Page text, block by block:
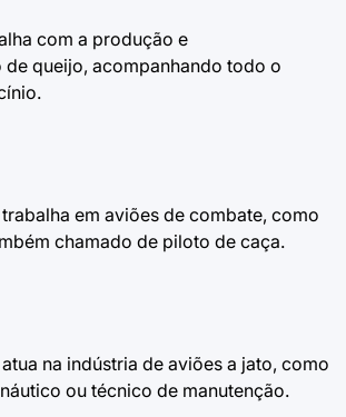
com a produção e
queijo, acompanhando todo o
em aviões de combate, como
chamado de piloto de caça.
na indústria de aviões a jato, como
ou técnico de manutenção.